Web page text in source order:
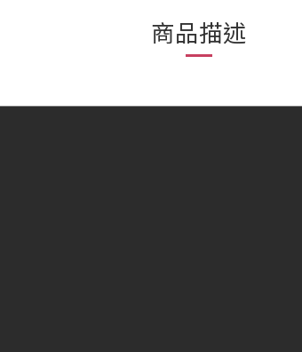
商品描述